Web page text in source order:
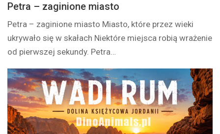
Petra – zaginione miasto
Petra – zaginione miasto Miasto, które przez wieki
ukrywało się w skałach Niektóre miejsca robią wrażenie
od pierwszej sekundy. Petra…